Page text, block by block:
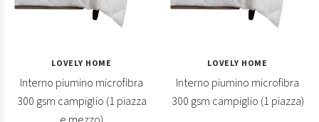
LOVELY HOME
Interno piumino microfibra
300 gsm campiglio (1 piazza
LOVELY HOME
Interno piumino microfibra
300 gsm campiglio (1 piazza)